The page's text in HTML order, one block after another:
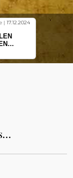
| 17.12.2024